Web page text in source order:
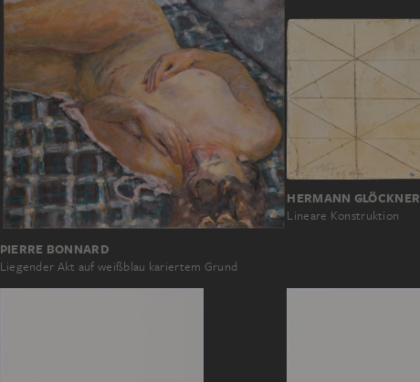
PIERRE BONNARD
Liegender Akt auf weißblau kariertem Grund
HERMANN GLÖCKNER
Lineare Konstruktion